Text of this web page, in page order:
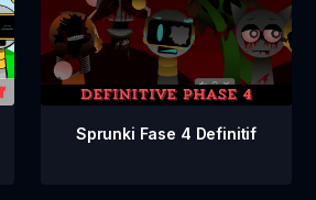
Sprunki Fase 4 Definitif